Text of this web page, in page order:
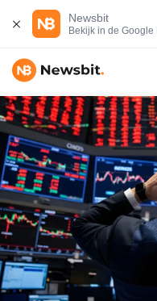
Newsbit
Bekijk in de Google